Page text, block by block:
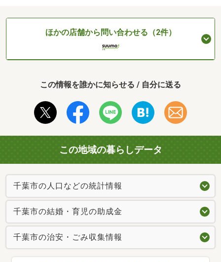
ほかの店舗から問い合わせる（2件）
この情報を誰かに知らせる / 自分に送る
この地域の暮らしデータ
千葉市の人口などの統計情報
千葉市の結婚・育児の助成金
千葉市の治安・ごみ収集情報